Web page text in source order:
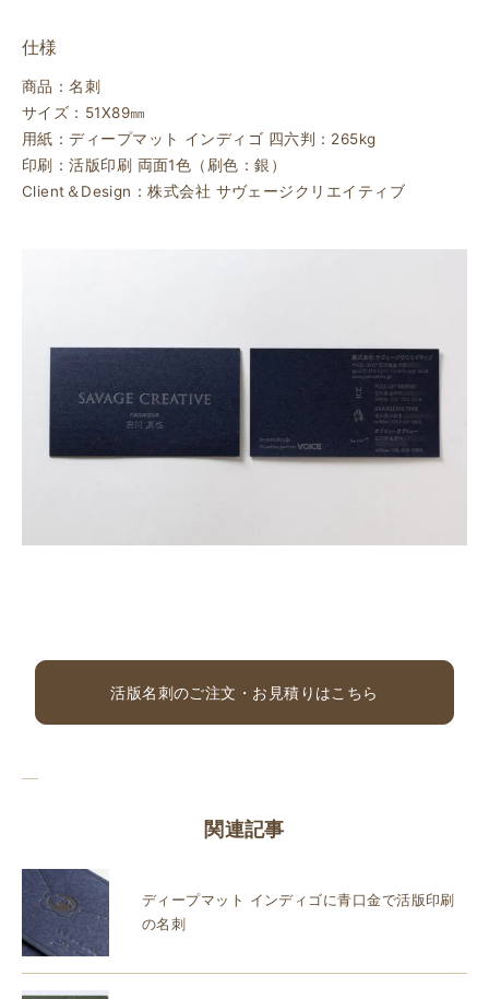
仕様
商品：名刺
サイズ：51X89㎜
用紙：ディープマット インディゴ 四六判：265kg
印刷：活版印刷 両面1色（刷色：銀）
Client＆Design：株式会社 サヴェージクリエイティブ
活版名刺のご注文・お見積りはこちら
関連記事
ディープマット インディゴに青口金で活版印刷
の名刺